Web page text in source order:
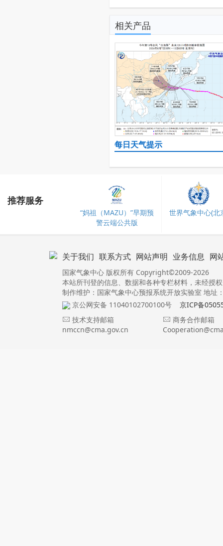
相关产品
每日天气提示
推荐服务
“妈祖（MAZU）”早期预
警云端公共版
世界气象中心(北
关于我们 联系方式 网站声明 业务信息 网
国家气象中心 版权所有 Copyright©2009-2026
本站所刊登的信息、数据和各种专栏材料，未经授
制作维护：国家气象中心预报系统开放实验室 地址
京公网安备 11040102700100号
京ICP备
技术支持邮箱
nmccn@cma.gov.cn
商务合作邮箱